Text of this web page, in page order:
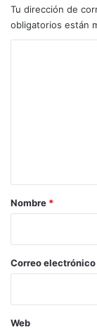
Tu dirección de
obligatorios están
r
*
Nombre *
Correo electrónico
Web